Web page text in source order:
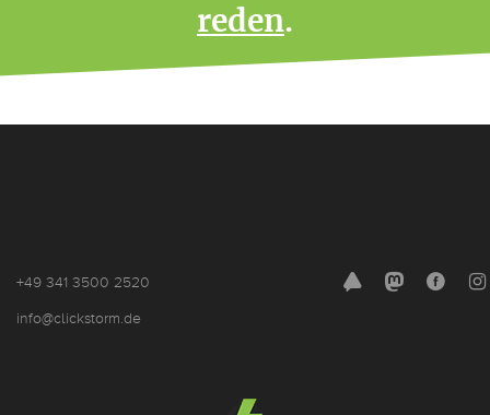
reden.
+49 341 3500 2520
info@clnoSpam
ickstorm.de